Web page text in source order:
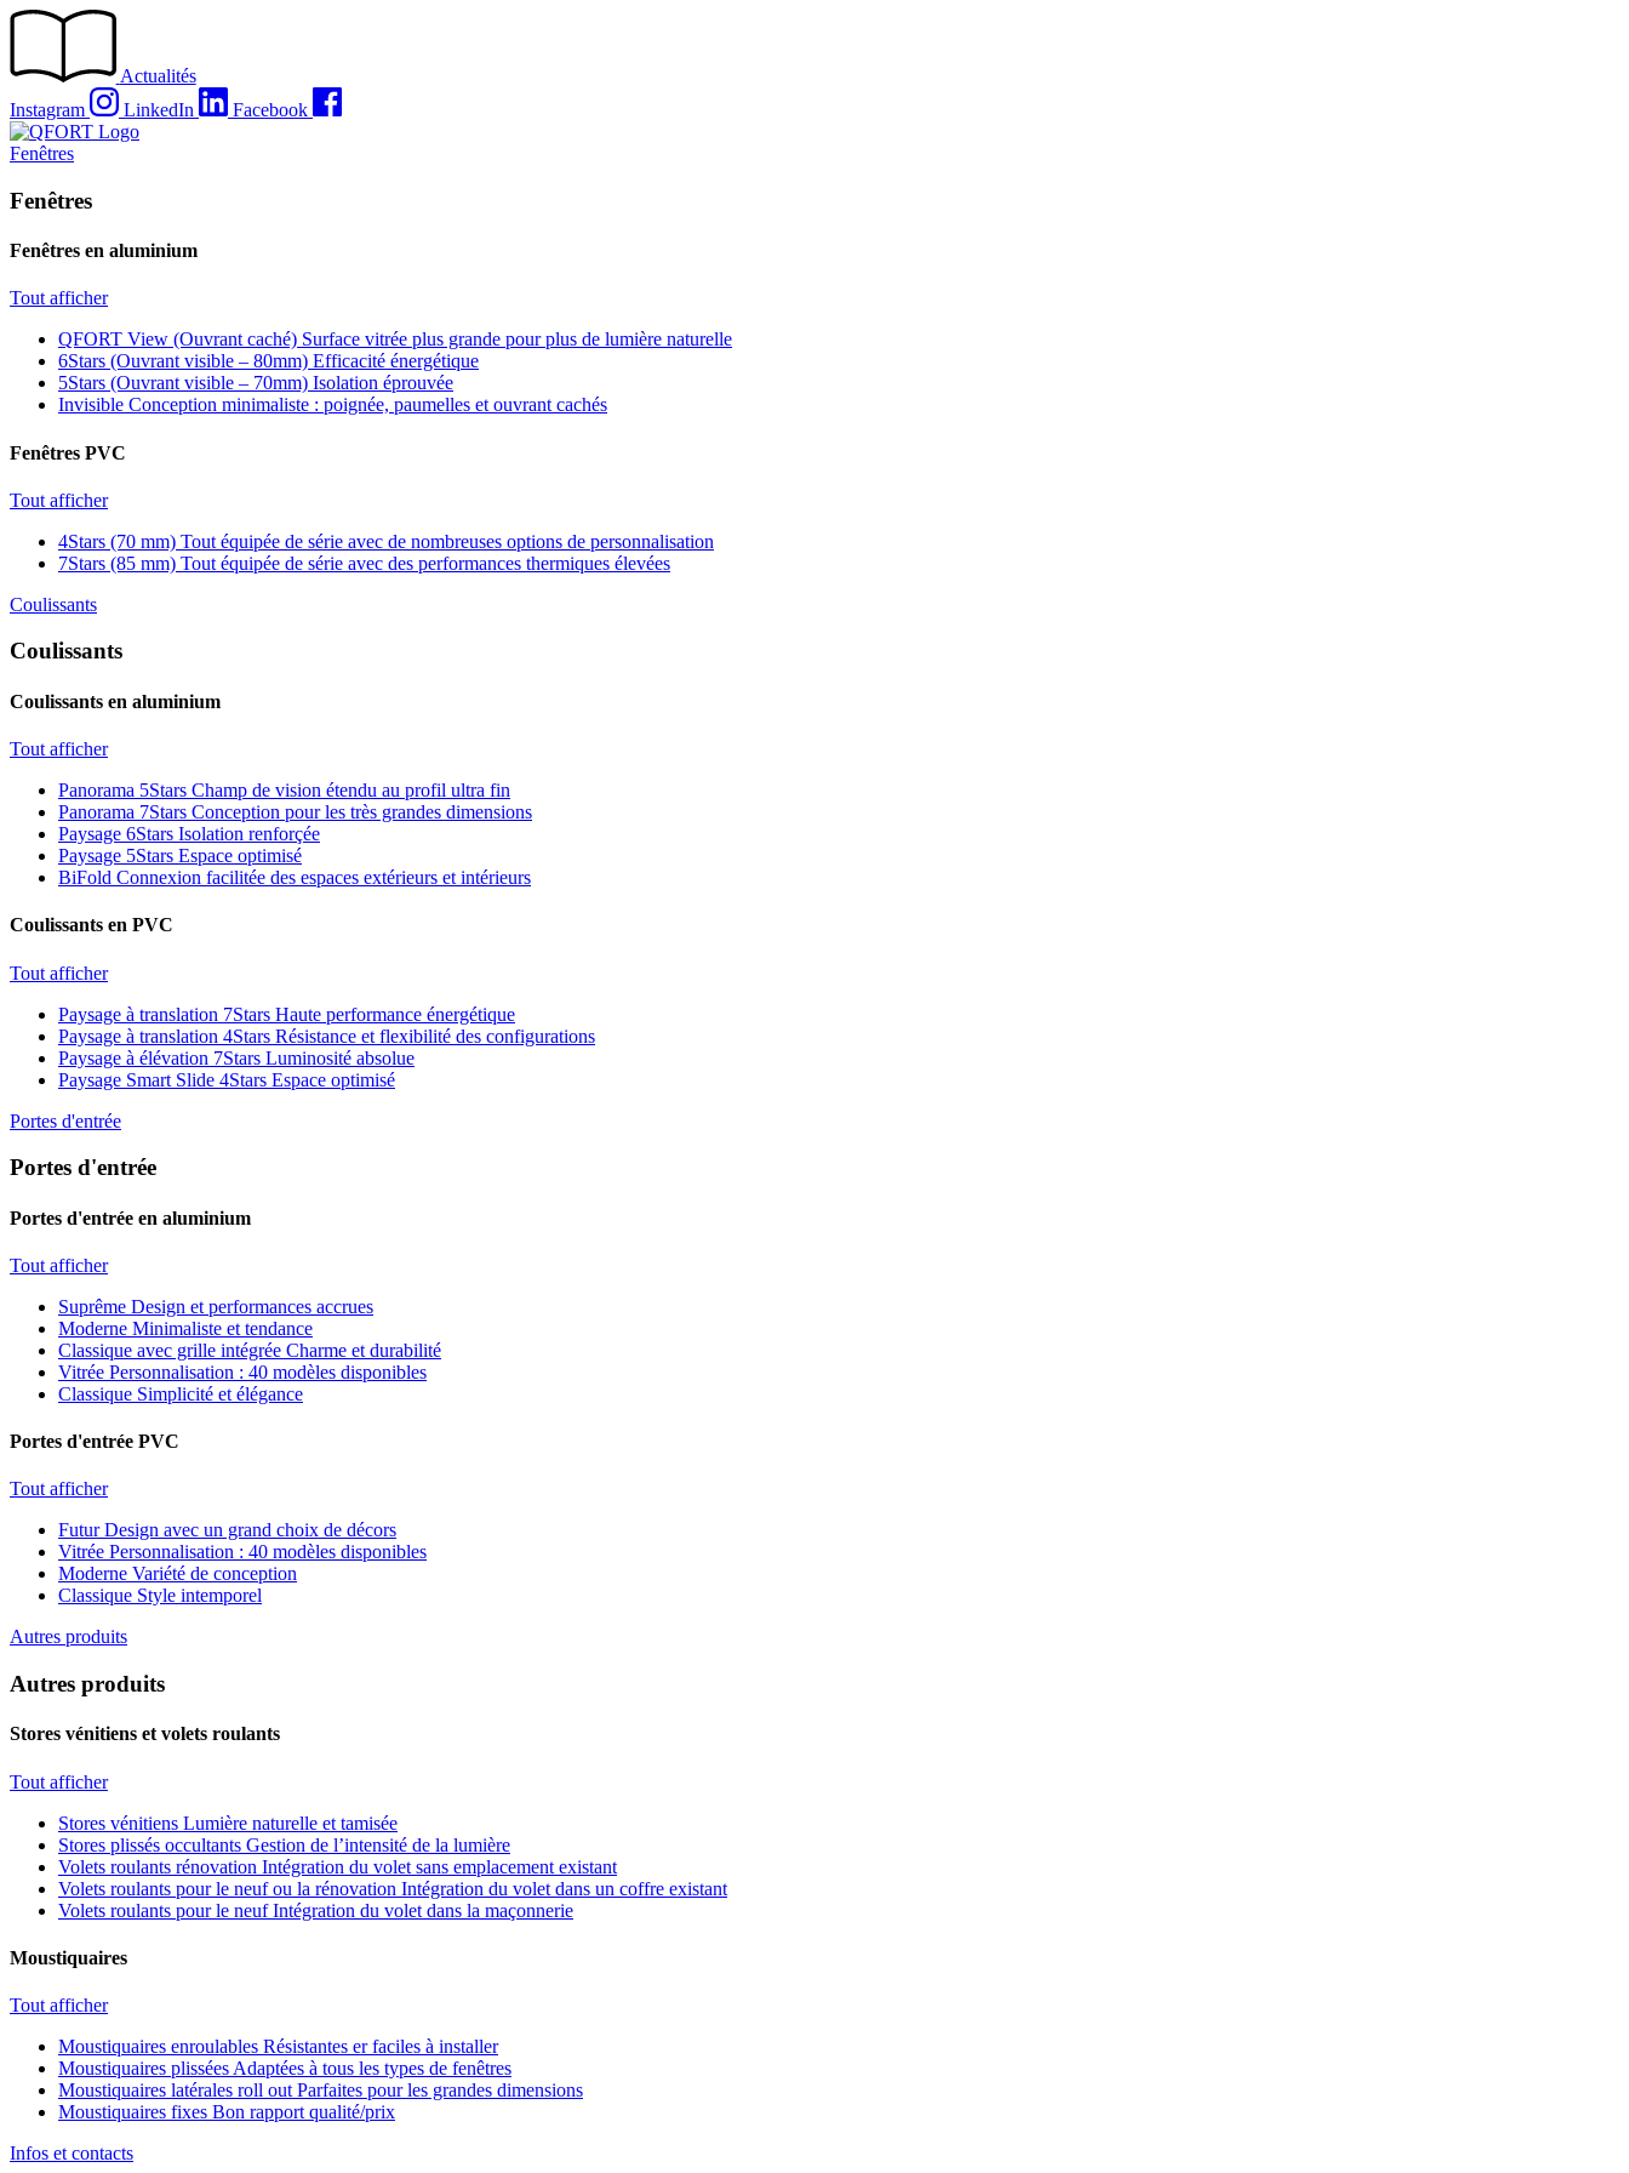
Passer
Actualités
Instagram
LinkedIn Facebook
Fenêtres
Fenêtres
Fenêtres en aluminium
Tout afficher
QFORT View (Ouvrant caché) Surface vitrée plus grande pour plus de lumière naturelle
6Stars (Ouvrant visible – 80mm) Efficacité énergétique
5Stars (Ouvrant visible – 70mm) Isolation éprouvée
Invisible Conception minimaliste : poignée, paumelles et ouvrant cachés
Fenêtres PVC
Tout afficher
4Stars (70 mm) Tout équipée de série avec de nombreuses options de personnalisation
7Stars (85 mm) Tout équipée de série avec des performances thermiques élevées
Coulissants
Coulissants
Coulissants en aluminium
Tout afficher
Panorama 5Stars Champ de vision étendu au profil ultra fin
Panorama 7Stars Conception pour les très grandes dimensions
Paysage 6Stars Isolation renforçée
Paysage 5Stars Espace optimisé
BiFold Connexion facilitée des espaces extérieurs et intérieurs
Coulissants en PVC
Tout afficher
Paysage à translation 7Stars Haute performance énergétique
Paysage à translation 4Stars Résistance et flexibilité des configurations
Paysage à élévation 7Stars Luminosité absolue
Paysage Smart Slide 4Stars Espace optimisé
Portes d'entrée
Portes d'entrée
Portes d'entrée en aluminium
Tout afficher
Suprême Design et performances accrues
Moderne Minimaliste et tendance
Classique avec grille intégrée Charme et durabilité
Vitrée Personnalisation : 40 modèles disponibles
Classique Simplicité et élégance
Portes d'entrée PVC
Tout afficher
Futur Design avec un grand choix de décors
Vitrée Personnalisation : 40 modèles disponibles
Moderne Variété de conception
Classique Style intemporel
Autres produits
Autres produits
Stores vénitiens et volets roulants
Tout afficher
Stores vénitiens Lumière naturelle et tamisée
Stores plissés occultants Gestion de l’intensité de la lumière
Volets roulants rénovation Intégration du volet sans emplacement existant
Volets roulants pour le neuf ou la rénovation Intégration du volet dans un coffre existant
Volets roulants pour le neuf Intégration du volet dans la maçonnerie
Moustiquaires
Tout afficher
Moustiquaires enroulables Résistantes er faciles à installer
Moustiquaires plissées Adaptées à tous les types de fenêtres
Moustiquaires latérales roll out Parfaites pour les grandes dimensions
Moustiquaires fixes Bon rapport qualité/prix
Infos et contacts